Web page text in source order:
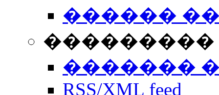
������
���������
�������
RSS/XML feed